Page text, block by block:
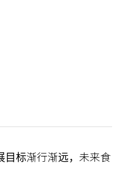
目标渐行渐远，未来食